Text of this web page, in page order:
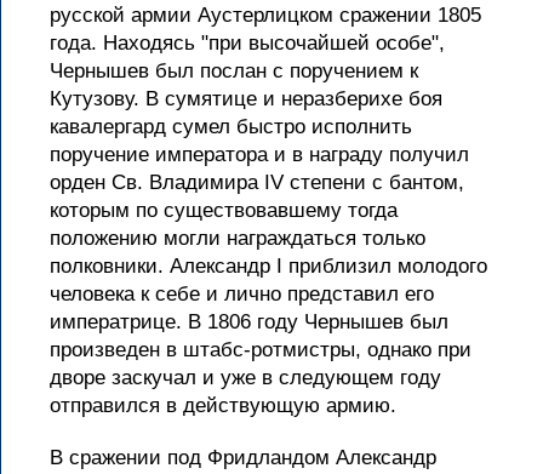
русской армии Аустерлицком сражении 1805
года. Находясь "при высочайшей особе",
Чернышев был послан с поручением к
Кутузову. В сумятице и неразберихе боя
кавалергард сумел быстро исполнить
поручение императора и в награду получил
орден Св. Владимира IV степени с бантом,
которым по существовавшему тогда
положению могли награждаться только
полковники. Александр I приблизил молодого
человека к себе и лично представил его
императрице. В 1806 году Чернышев был
произведен в штабс-ротмистры, однако при
дворе заскучал и уже в следующем году
отправился в действующую армию.
В сражении под Фридландом Александр